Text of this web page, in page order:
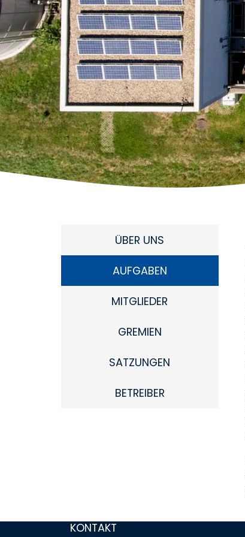
ÜBER UNS
AUFGABEN
MITGLIEDER
GREMIEN
SATZUNGEN
BETREIBER
KONTAKT